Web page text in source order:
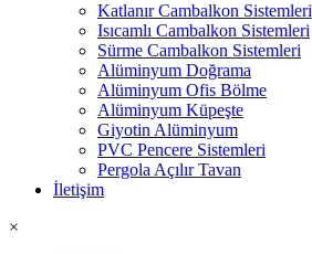
Katlanır Cambalkon Sistemleri
Isıcamlı Cambalkon Sistemleri
Sürme Cambalkon Sistemleri
Alüminyum Doğrama
Alüminyum Ofis Bölme
Alüminyum Küpeşte
Giyotin Alüminyum
PVC Pencere Sistemleri
Pergola Açılır Tavan
İletişim
×